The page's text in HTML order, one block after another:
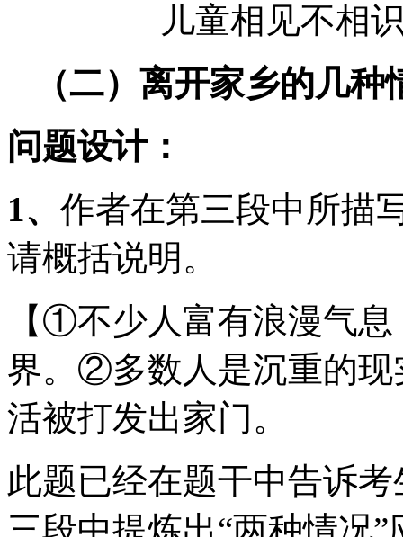
儿童相见不相
（二）离开家乡的几
问题设计：
1、 作者在第三段中所描
请概括说明。
【①不少人富有浪漫气
界。②多数人是沉重的现
活被打发出家门。
此题已经在题干中告诉